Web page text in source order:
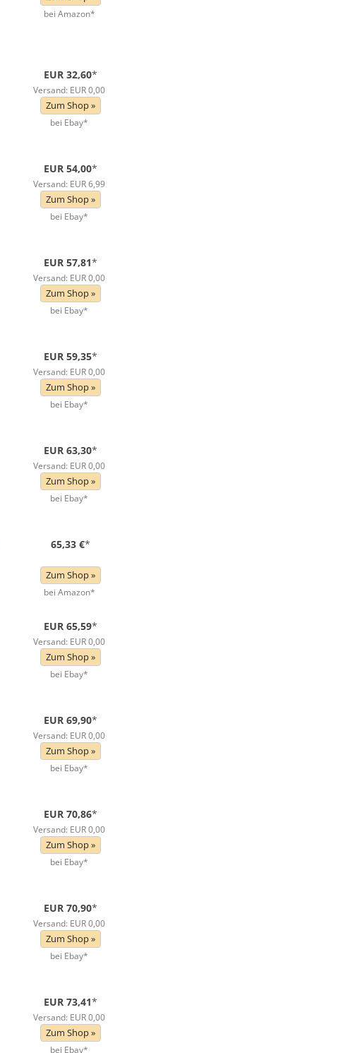
bei Amazon*
EUR 32,60*
Versand: EUR 0,00
Zum Shop »
bei Ebay*
EUR 54,00*
Versand: EUR 6,99
Zum Shop »
bei Ebay*
EUR 57,81*
Versand: EUR 0,00
Zum Shop »
bei Ebay*
EUR 59,35*
Versand: EUR 0,00
Zum Shop »
bei Ebay*
EUR 63,30*
Versand: EUR 0,00
Zum Shop »
bei Ebay*
65,33 €*
Zum Shop »
bei Amazon*
EUR 65,59*
Versand: EUR 0,00
Zum Shop »
bei Ebay*
EUR 69,90*
Versand: EUR 0,00
Zum Shop »
bei Ebay*
EUR 70,86*
Versand: EUR 0,00
Zum Shop »
bei Ebay*
EUR 70,90*
Versand: EUR 0,00
Zum Shop »
bei Ebay*
EUR 73,41*
Versand: EUR 0,00
Zum Shop »
bei Ebay*